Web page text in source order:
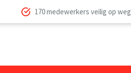
170 medewerkers veilig op weg